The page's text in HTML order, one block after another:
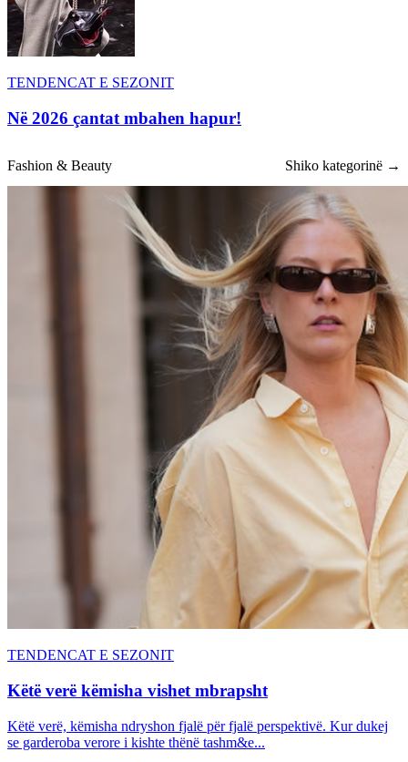
TENDENCAT E SEZONIT
Në 2026 çantat mbahen hapur!
Fashion & Beauty Shiko kategorinë →
TENDENCAT E SEZONIT
Këtë verë këmisha vishet mbrapsht
Këtë verë, këmisha ndryshon fjalë për fjalë perspektivë. Kur dukej
se garderoba verore i kishte thënë tashm&e...